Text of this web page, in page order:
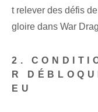
t relever des défis
gloire dans War
2.
R
EU